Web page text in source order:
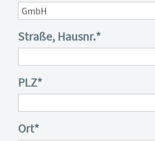
Straße, Hausnr.*
PLZ*
Ort*